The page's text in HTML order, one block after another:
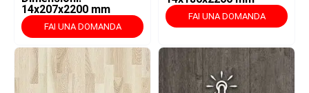
14x207x2200 mm
FAI UNA DOMANDA
FAI UNA DOMANDA